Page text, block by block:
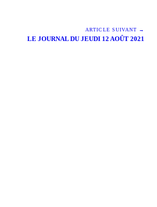
ARTICLE SUIVANT →
LE JOURNAL DU JEUDI 12 AOÛT 2021